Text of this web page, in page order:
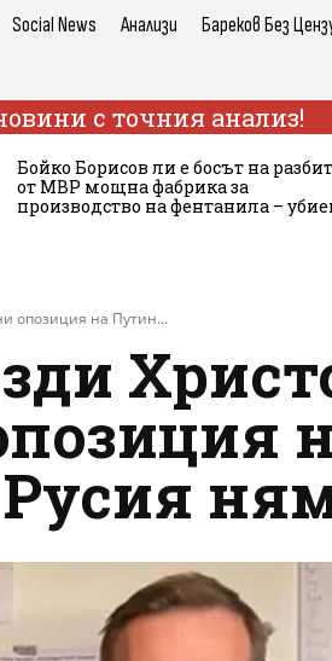
Social News Анализи Бареков Без
с точния анализ!
Бойко Борисов ли е босът на
от МВР мощна фабрика за
производство на фентанила –
опозиция на Путин...